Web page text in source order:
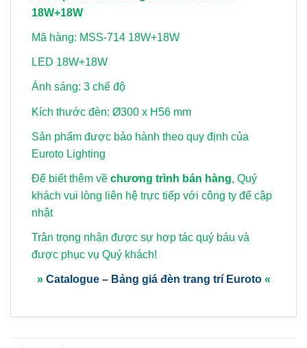
18W+18W
Mã hàng: MSS-714 18W+18W
LED 18W+18W
Ánh sáng: 3 chế độ
Kích thước đèn: Ø300 x H56 mm
Sản phẩm được bảo hành theo quy định của
Euroto Lighting
Để biết thêm về chương trình bán hàng, Quý
khách vui lòng liên hệ trực tiếp với công ty để cập
nhật
Trân trọng nhận được sự hợp tác quý báu và
được phục vụ Quý khách!
» Catalogue – Bảng giá đèn trang trí Euroto «